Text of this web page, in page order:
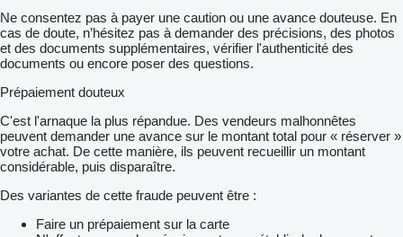
Ne consentez pas à payer une caution ou une avance douteuse. En
cas de doute, n’hésitez pas à demander des précisions, des photos
et des documents supplémentaires, vérifier l'authenticité des
documents ou encore poser des questions.
Prépaiement douteux
C'est l'arnaque la plus répandue. Des vendeurs malhonnêtes
peuvent demander une avance sur le montant total pour « réserver »
votre achat. De cette manière, ils peuvent recueillir un montant
considérable, puis disparaître.
Des variantes de cette fraude peuvent être :
Faire un prépaiement sur la carte